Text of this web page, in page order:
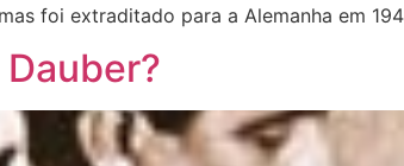
foi extraditado para a Alemanha em